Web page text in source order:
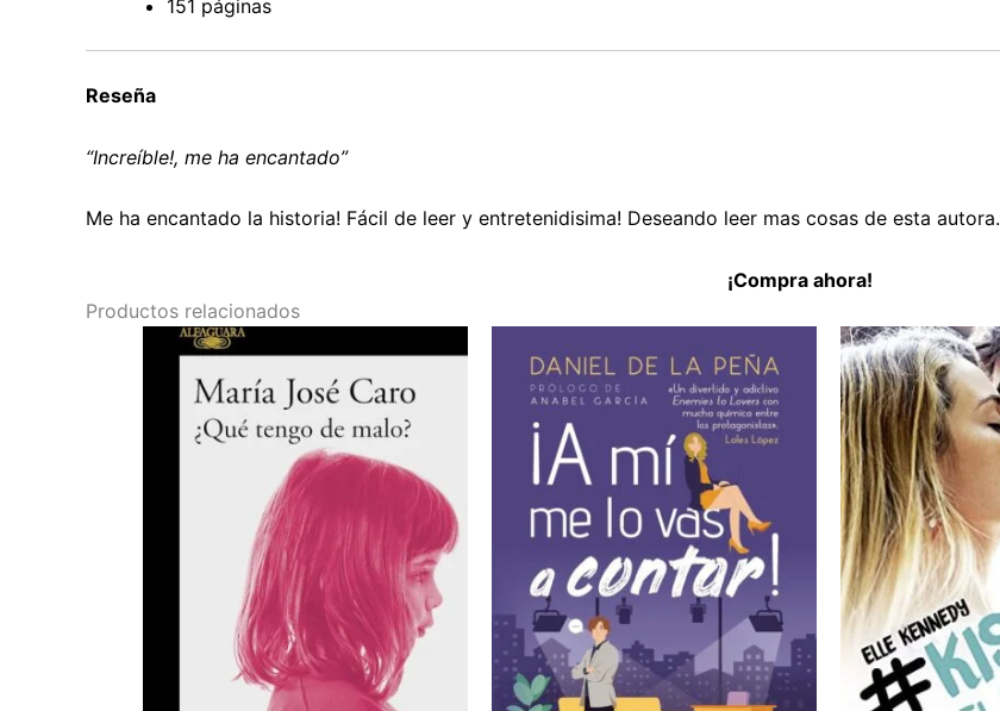
151 páginas
Reseña
“Increíble!, me ha encantado”
Me ha encantado la historia! Fácil de leer y entretenidisima! Deseando leer mas cosas de esta autora.
¡Compra ahora!
Productos relacionados